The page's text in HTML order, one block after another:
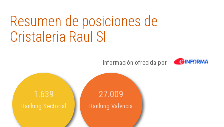
Resumen de posiciones de
Cristaleria Raul Sl
Información ofrecida por
1.639
Ranking Sectorial
27.009
Ranking Valencia